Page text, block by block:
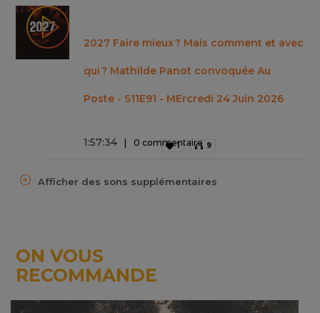
2027 Faire mieux ? Mais comment et avec
qui ? Mathilde Panot convoquée Au
Poste - S11E91 - MErcredi 24 Juin 2026
1:57:34 0 commentaire
1 9
Afficher des sons supplémentaires
ON VOUS
RECOMMANDE